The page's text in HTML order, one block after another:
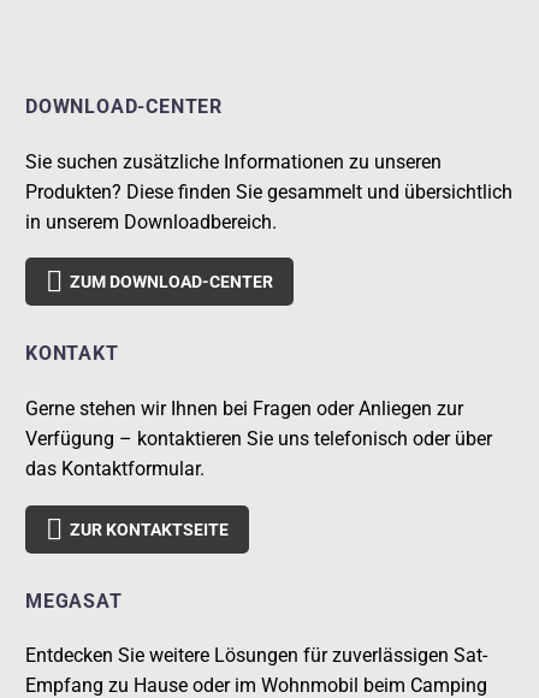
DOWNLOAD-CENTER
Sie suchen zusätzliche Informationen zu unseren
Produkten? Diese finden Sie gesammelt und übersichtlich
in unserem Downloadbereich.
 ZUM DOWNLOAD-CENTER
KONTAKT
Gerne stehen wir Ihnen bei Fragen oder Anliegen zur
Verfügung – kontaktieren Sie uns telefonisch oder über
das Kontaktformular.
 ZUR KONTAKTSEITE
MEGASAT
Entdecken Sie weitere Lösungen für zuverlässigen Sat-
Empfang zu Hause oder im Wohnmobil beim Camping